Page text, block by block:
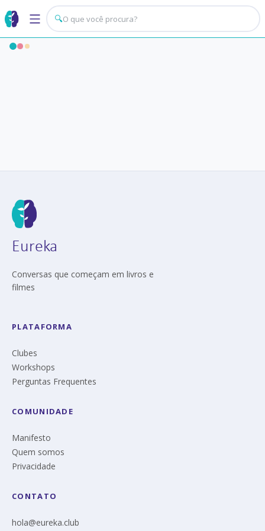
🔍
Eureka
Conversas que começam em livros e
filmes
PLATAFORMA
Clubes
Workshops
Perguntas Frequentes
COMUNIDADE
Manifesto
Quem somos
Privacidade
CONTATO
hola@eureka.club